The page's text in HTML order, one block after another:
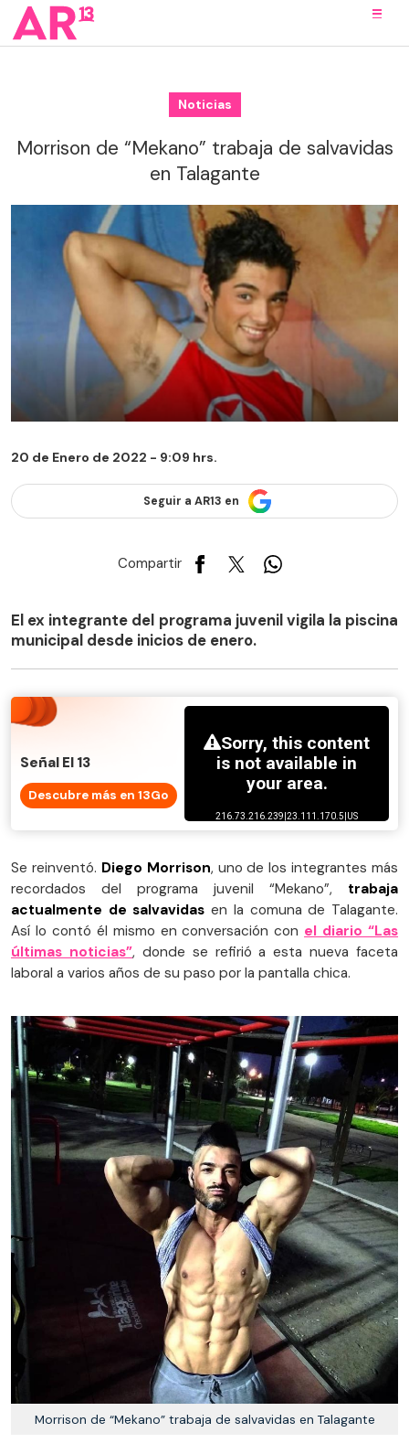
Noticias
Morrison de “Mekano” trabaja de salvavidas
en Talagante
20 de Enero de 2022 - 9:09 hrs.
Seguir a AR13 en
Compartir
El ex integrante del programa juvenil vigila la piscina
municipal desde inicios de enero.
Señal El 13
Descubre más en 13Go
Se reinventó. Diego Morrison, uno de los integrantes más
recordados del programa juvenil “Mekano”, trabaja
actualmente de salvavidas en la comuna de Talagante.
Así lo contó él mismo en conversación con el diario “Las
últimas noticias”, donde se refirió a esta nueva faceta
laboral a varios años de su paso por la pantalla chica.
Morrison de “Mekano” trabaja de salvavidas en Talagante